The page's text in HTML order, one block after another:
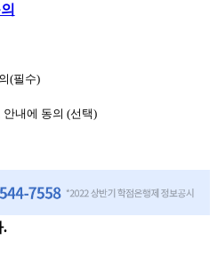
(필수)
내에 동의 (선택)
.